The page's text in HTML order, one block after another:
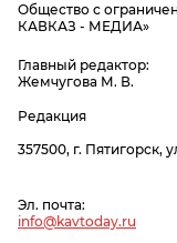
Общество с
КАВКАЗ - МЕДИА»
Главный редактор:
Жемчугова М. В.
Редакция
357500, г. Пятигорск,
Эл. почта:
info@kavtoday.ru